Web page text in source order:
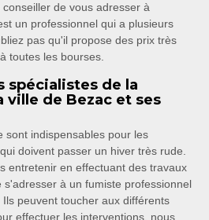
de vous adresser à
un professionnel qui a plusieurs
pas qu'il propose des prix très
toutes les bourses.
spécialistes de la
de Bezac et ses
sont indispensables pour les
doivent passer un hiver très rude.
entretenir en effectuant des travaux
à un fumiste professionnel
peuvent toucher aux différents
effectuer les interventions, nous